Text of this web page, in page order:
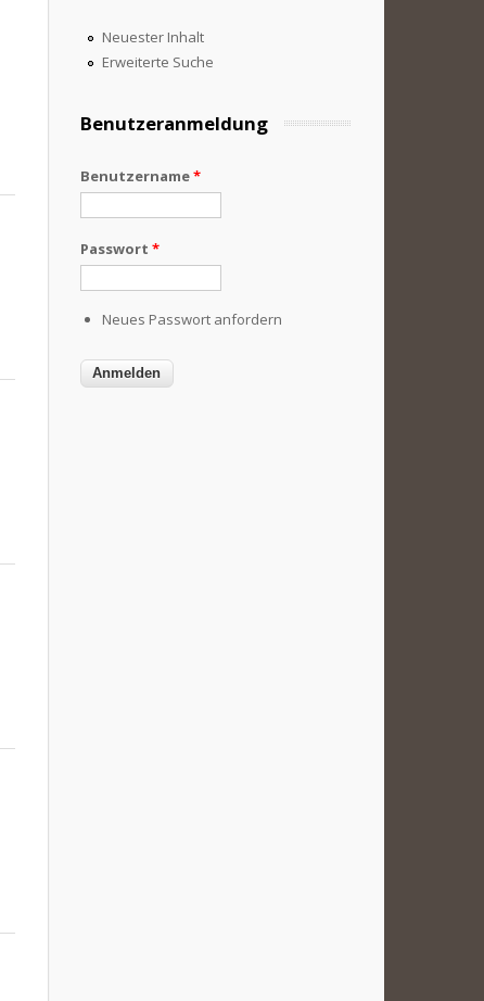
Neuester Inhalt
Erweiterte Suche
Benutzeranmeldung
Benutzername*
Passwort *
Neues Passwort anfordern